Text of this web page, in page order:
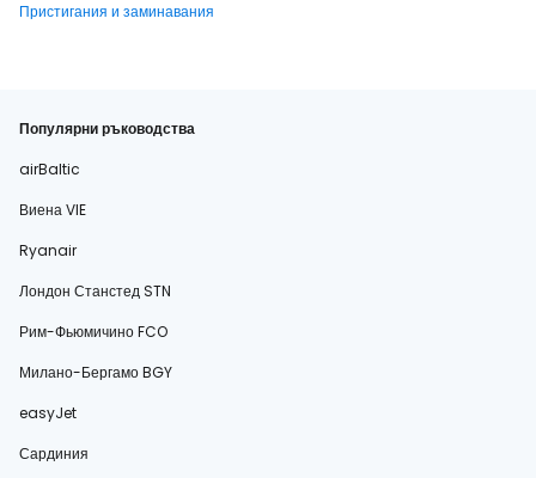
Пристигания и заминавания
Популярни ръководства
airBaltic
Виена VIE
Ryanair
Лондон Станстед STN
Рим-Фьюмичино FCO
Милано-Бергамо BGY
easyJet
Сардиния